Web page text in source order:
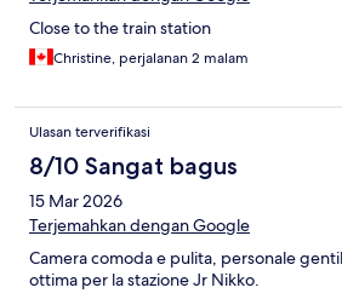
Close to the train station
Christine, perjalanan 2 malam
Ulasan terverifikasi
8/10 Sangat bagus
15 Mar 2026
Terjemahkan dengan Google
Camera comoda e pulita, personale
ottima per la stazione Jr Nikko.